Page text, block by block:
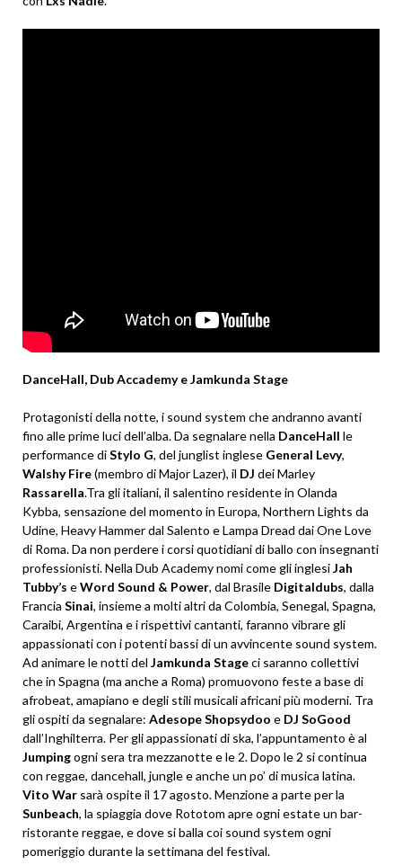
DanceHall, Dub Accademy e Jamkunda Stage
Protagonisti della notte, i sound system che andranno avanti
fino alle prime luci dell’alba. Da segnalare nella DanceHall le
performance diStylo G, del junglist inglese General Levy,
Walshy Fire(membro di Major Lazer), il DJ dei Marley
Rassarella.Tra gli italiani, il salentino residente in Olanda
Kybba, sensazione del momento in Europa, Northern Lights da
Udine, Heavy Hammer dal Salento e Lampa Dread dai One Love
di Roma. Da non perdere i corsi quotidiani di ballo con insegnanti
professionisti. Nella Dub Academy nomi come gli inglesiJah
Tubby’s eWord Sound & Power, dal Brasile Digitaldubs, dalla
Francia Sinai, insieme a molti altri da Colombia, Senegal, Spagna,
Caraibi, Argentina e i rispettivi cantanti, faranno vibrare gli
appassionati con i potenti bassi di un avvincente sound system.
Ad animare le notti del Jamkunda Stageci saranno collettivi
che in Spagna (ma anche a Roma) promuovono feste a base di
afrobeat, amapiano e degli stili musicali africani più moderni. Tra
gli ospiti da segnalare: Adesope Shopsydoo e DJ SoGood
dall’Inghilterra. Per gli appassionati di ska, l’appuntamento è al
Jumpingogni sera tra mezzanotte e le 2. Dopo le 2 si continua
con reggae, dancehall, jungle e anche un po’ di musica latina.
Vito War sarà ospite il 17 agosto. Menzione a parte per la
Sunbeach, la spiaggia dove Rototom apre ogni estate un bar-
ristorante reggae, e dove si balla coi sound system ogni
pomeriggio durante la settimana del festival.